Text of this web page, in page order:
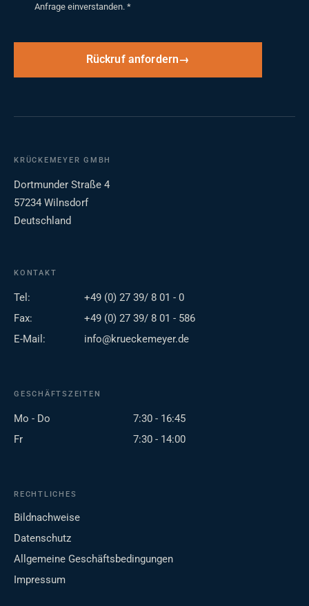
Anfrage einverstanden. *
Rückruf anfordern
KRÜCKEMEYER GMBH
Dortmunder Straße 4
57234 Wilnsdorf
Deutschland
KONTAKT
Tel:
+49 (0) 27 39/ 8 01 - 0
Fax:
+49 (0) 27 39/ 8 01 - 586
E-Mail:
info@krueckemeyer.de
GESCHÄFTSZEITEN
Mo - Do
7:30 - 16:45
Fr
7:30 - 14:00
RECHTLICHES
Bildnachweise
Datenschutz
Allgemeine Geschäftsbedingungen
Impressum